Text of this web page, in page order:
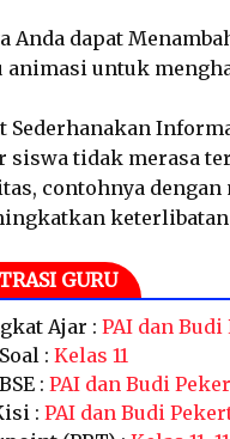
Anda dapat
animasi untuk
Sederhanakan
siswa tidak merasa
contohnya dengan
keterlibatan
GURU
Ajar : PAI dan
: Kelas 11
: PAI dan Budi
: PAI dan Budi